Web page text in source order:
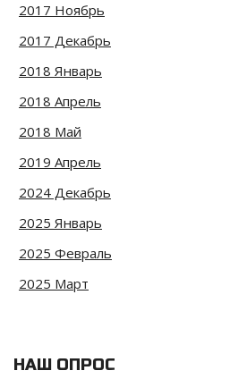
2017 Ноябрь
2017 Декабрь
2018 Январь
2018 Апрель
2018 Май
2019 Апрель
2024 Декабрь
2025 Январь
2025 Февраль
2025 Март
НАШ ОПРОС